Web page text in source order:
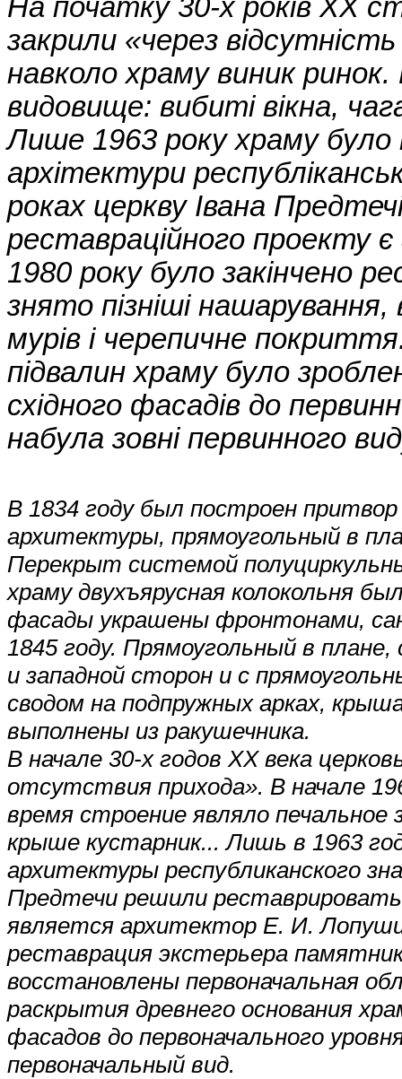
На початку 30-х років XX
закрили «через
навколо храму виник
видовище: вибиті вікна,
Лише 1963 року храму
архітектури
роках церкву Івана
реставраційного проекту
1980 року було закінчено
знято пізніші
мурів і черепичне
підвалин храму було
східного фасадів до
набула зовні первинного
В 1834 году был построен
архитектуры, прямоугольный в
Перекрыт системой
храму двухъярусная колокольня
фасады украшены фронтонами,
1845 году. Прямоугольный в
и западной сторон и с
сводом на подпружных арках,
выполнены из ракушечника.
В начале 30-х годов XX века
отсутствия прихода». В начале
время строение являло
крыше кустарник... Лишь в 1963
архитектуры республиканского
Предтечи решили
является архитектор Е. И.
реставрация экстерьера
восстановлены первоначальная
раскрытия древнего основания
фасадов до первоначального
первоначальный вид.